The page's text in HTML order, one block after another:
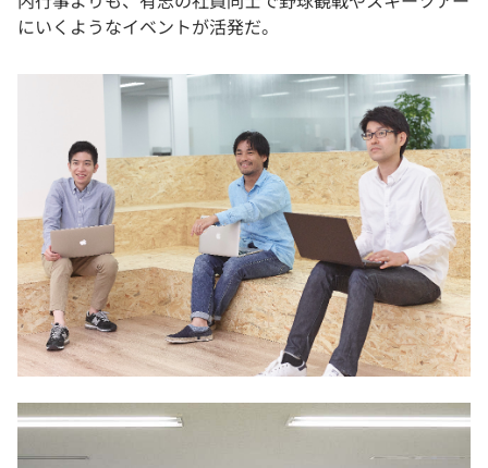
にいくようなイベントが活発だ。